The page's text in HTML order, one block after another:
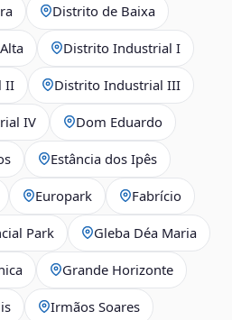
Distrito de Baixa
Distrito Industrial I
II Distrito Industrial III
IV Dom Eduardo
Estância dos Ipês
Europark Fabrício
Park Gleba Déa Maria
Grande Horizonte
Irmãos Soares